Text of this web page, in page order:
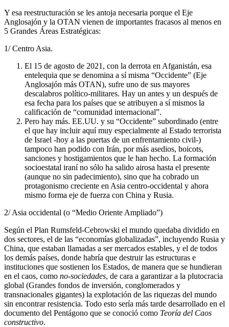
Y esa reestructuración se les antoja necesaria porque el Eje
Anglosajón y la OTAN vienen de importantes fracasos al menos en
5 Grandes Áreas Estratégicas:
1/ Centro Asia.
El 15 de agosto de 2021, con la derrota en Afganistán, esa
entelequia que se denomina a sí misma “Occidente” (Eje
Anglosajón más OTAN), sufre uno de sus mayores
descalabros político-militares. Hay un antes y un después de
esa fecha para los países que se atribuyen a sí mismos la
calificación de “comunidad internacional”.
Pero hay más. EE.UU. y su “Occidente” subordinado (entre
el que hay incluir aquí muy especialmente al Estado terrorista
de Israel -hoy a las puertas de un enfrentamiento civil-)
tampoco han podido con Irán, por más asedios, boicots,
sanciones y hostigamientos que le han hecho. La formación
socioestatal iraní no sólo ha salido airosa hasta el presente
(aunque no sin padecimiento), sino que ha cobrado un
protagonismo creciente en Asia centro-occidental y ahora
mismo forma eje de fuerza con China y Rusia.
2/ Asia occidental (o “Medio Oriente Ampliado”)
Según el Plan Rumsfeld-Cebrowski el mundo quedaba dividido en
dos sectores, el de las “economías globalizadas”, incluyendo Rusia y
China, que estaban llamadas a ser mercados estables, y el de todos
los demás países, donde habría que destruir las estructuras e
instituciones que sostienen los Estados, de manera que se hundieran
en el caos, como no-sociedades, de cara a garantizar a la plutocracia
global (Grandes fondos de inversión, conglomerados y
transnacionales gigantes) la explotación de las riquezas del mundo
sin encontrar resistencia. Todo esto sería más tarde desarrollado en el
documento del Pentágono que se conoció como Teoría del Caos
constructivo.